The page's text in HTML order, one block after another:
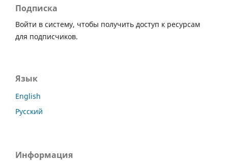
Подписка
Войти в систему, чтобы получить доступ к ресурсам
для подписчиков.
Язык
English
Русский
Информация